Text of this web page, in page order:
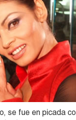
se fue en picada